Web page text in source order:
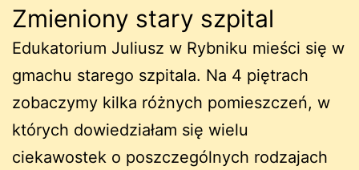
Zmieniony stary szpital
Edukatorium Juliusz w Rybniku mieści się w
gmachu starego szpitala. Na 4 piętrach
zobaczymy kilka różnych pomieszczeń, w
których dowiedziałam się wielu
ciekawostek o poszczególnych rodzajach